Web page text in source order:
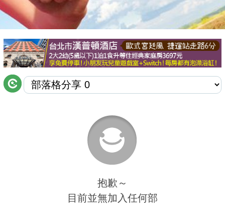
推薦景點
討論區
聯絡我們
抱歉～
目前並無加入任何部